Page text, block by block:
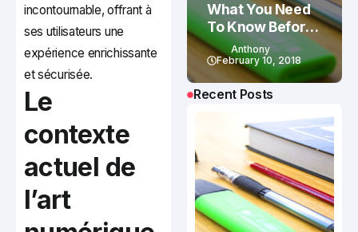
incontournable, offrant à
ses utilisateurs une
expérience enrichissante
et sécurisée.
Le
contexte
actuel de
l’art
What You Need
To Know Before
Studying In
Canada
Anthony
February 10, 2018
Recent Posts